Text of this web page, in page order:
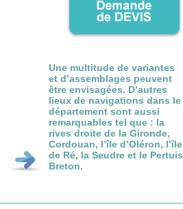
Une multitude de variantes
et d’assemblages peuvent
être envisagées. D’autres
lieux de navigations dans le
département sont aussi
remarquables tel que : la
rives droite de la Gironde,
Cordouan, l’île d’Oléron, l’île
de Ré, la Seudre et le Pertuis
Breton.